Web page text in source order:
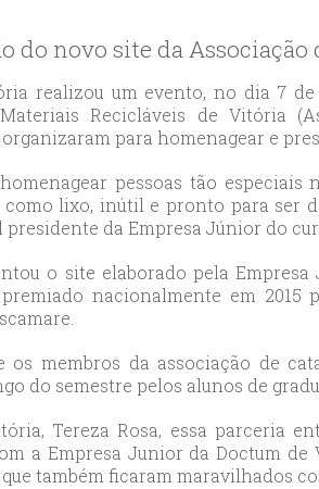
do novo site da Associação
realizou um evento, no dia 7
Recicláveis de Vitória
para homenagear e
pessoas tão
lixo, inútil e pronto para ser
presidente da Empresa Júnior do
o site elaborado pela
nacionalmente em 2015
membros da associação de
do semestre pelos alunos de
Tereza Rosa, essa parceria
a Empresa Junior da Doctum
também ficaram maravilhados